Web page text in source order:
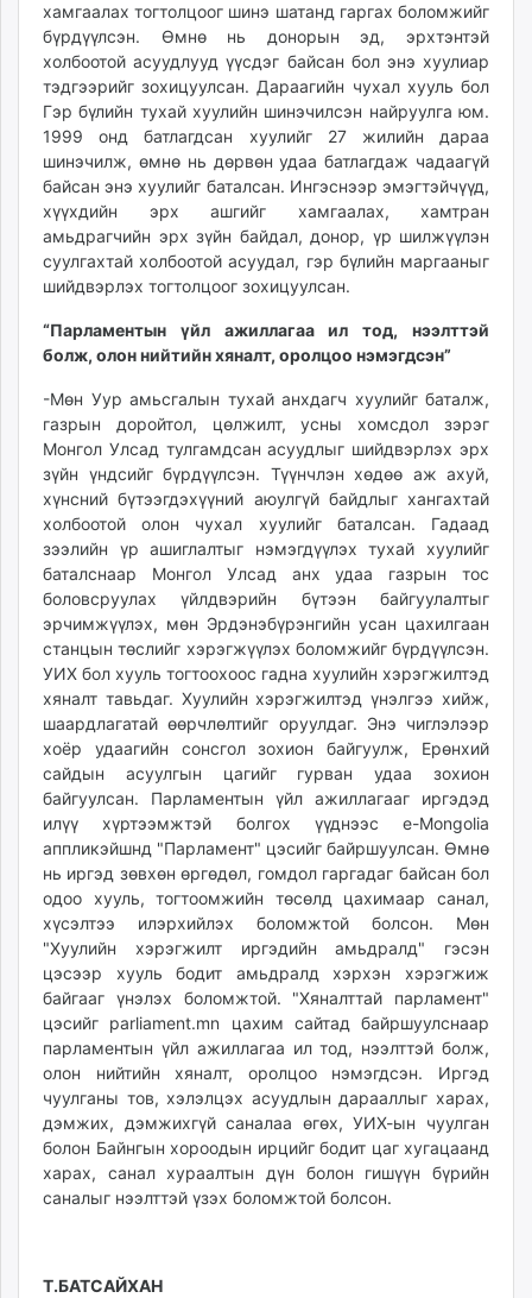
хамгаалах тогтолцоог шинэ шатанд гаргах боломжийг
бүрдүүлсэн. Өмнө нь донорын эд, эрхтэнтэй
холбоотой асуудлууд үүсдэг байсан бол энэ хуулиар
тэдгээрийг зохицуулсан. Дараагийн чухал хууль бол
Гэр бүлийн тухай хуулийн шинэчилсэн найруулга юм.
1999 онд батлагдсан хуулийг 27 жилийн дараа
шинэчилж, өмнө нь дөрвөн удаа батлагдаж чадаагүй
байсан энэ хуулийг баталсан. Ингэснээр эмэгтэйчүүд,
хүүхдийн эрх ашгийг хамгаалах, хамтран
амьдрагчийн эрх зүйн байдал, донор, үр шилжүүлэн
суулгахтай холбоотой асуудал, гэр бүлийн маргааныг
шийдвэрлэх тогтолцоог зохицуулсан.
“Парламентын үйл ажиллагаа ил тод, нээлттэй
болж, олон нийтийн хяналт, оролцоо нэмэгдсэн”
-Мөн Уур амьсгалын тухай анхдагч хуулийг баталж,
газрын доройтол, цөлжилт, усны хомсдол зэрэг
Монгол Улсад тулгамдсан асуудлыг шийдвэрлэх эрх
зүйн үндсийг бүрдүүлсэн. Түүнчлэн хөдөө аж ахуй,
хүнсний бүтээгдэхүүний аюулгүй байдлыг хангахтай
холбоотой олон чухал хуулийг баталсан. Гадаад
зээлийн үр ашиглалтыг нэмэгдүүлэх тухай хуулийг
баталснаар Монгол Улсад анх удаа газрын тос
боловсруулах үйлдвэрийн бүтээн байгуулалтыг
эрчимжүүлэх, мөн Эрдэнэбүрэнгийн усан цахилгаан
станцын төслийг хэрэгжүүлэх боломжийг бүрдүүлсэн.
УИХ бол хууль тогтоохоос гадна хуулийн хэрэгжилтэд
хяналт тавьдаг. Хуулийн хэрэгжилтэд үнэлгээ хийж,
шаардлагатай өөрчлөлтийг оруулдаг. Энэ чиглэлээр
хоёр удаагийн сонсгол зохион байгуулж, Ерөнхий
сайдын асуулгын цагийг гурван удаа зохион
байгуулсан. Парламентын үйл ажиллагааг иргэдэд
илүү хүртээмжтэй болгох үүднээс e-Mongolia
аппликэйшнд "Парламент" цэсийг байршуулсан. Өмнө
нь иргэд зөвхөн өргөдөл, гомдол гаргадаг байсан бол
одоо хууль, тогтоомжийн төсөлд цахимаар санал,
хүсэлтээ илэрхийлэх боломжтой болсон. Мөн
"Хуулийн хэрэгжилт иргэдийн амьдралд" гэсэн
цэсээр хууль бодит амьдралд хэрхэн хэрэгжиж
байгааг үнэлэх боломжтой. "Хяналттай парламент"
цэсийг parliament.mn цахим сайтад байршуулснаар
парламентын үйл ажиллагаа ил тод, нээлттэй болж,
олон нийтийн хяналт, оролцоо нэмэгдсэн. Иргэд
чуулганы тов, хэлэлцэх асуудлын дарааллыг харах,
дэмжих, дэмжихгүй саналаа өгөх, УИХ-ын чуулган
болон Байнгын хороодын ирцийг бодит цаг хугацаанд
харах, санал хураалтын дүн болон гишүүн бүрийн
саналыг нээлттэй үзэх боломжтой болсон.
Т.БАТСАЙХАН